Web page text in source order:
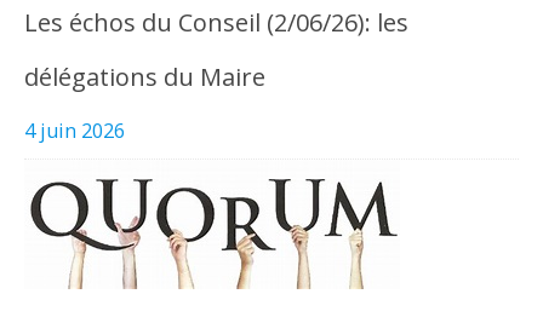
Les échos du Conseil (2/06/26): les
délégations du Maire
4 juin 2026